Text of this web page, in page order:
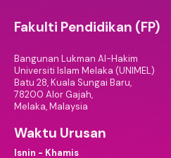
Fakulti Pendidikan (FP)
Bangunan Lukman Al-Hakim
Universiti Islam Melaka (UNIMEL)
Batu 28, Kuala Sungai Baru,
78200 Alor Gajah,
Melaka, Malaysia
Waktu Urusan
Isnin - Khamis